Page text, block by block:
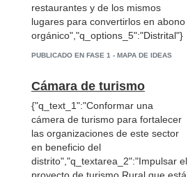
restaurantes y de los mismos
lugares para convertirlos en abono
orgánico","q_options_5":"Distrital"}
PUBLICADO EN FASE 1 - MAPA DE IDEAS
Cámara de turismo
{"q_text_1":"Conformar una
cámera de turismo para fortalecer
las organizaciones de este sector
en beneficio del
distrito","q_textarea_2":"Impulsar el